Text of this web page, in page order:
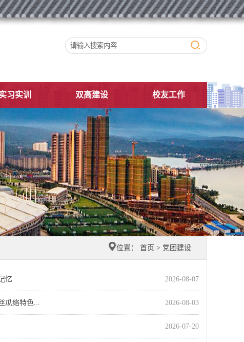
习实训 双高建设 校友工作
位置： 首页 > 党团建设
忆 2026-08-07
瓜络特色... 2026-08-03
2026-07-20